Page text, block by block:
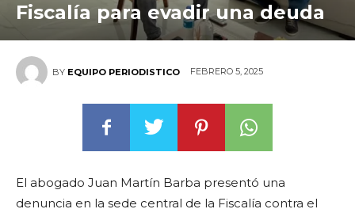
Fiscalía para evadir una deuda
BY EQUIPO PERIODISTICO FEBRERO 5, 2025
El abogado Juan Martín Barba presentó una
denuncia en la sede central de la Fiscalía contra el